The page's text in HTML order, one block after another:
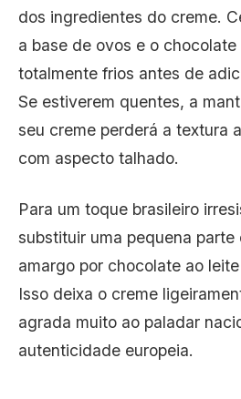
dos ingredientes do creme.
a base de ovos e o
totalmente frios antes de
Se estiverem quentes, a
seu creme perderá a textura
com aspecto talhado.
Para um toque brasileiro
substituir uma pequena
amargo por chocolate ao
Isso deixa o creme
agrada muito ao paladar
autenticidade europeia.